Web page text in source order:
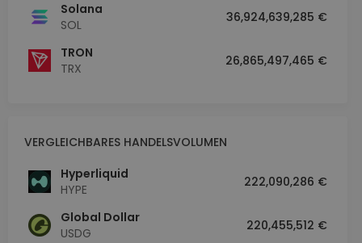
Solana
SOL
36,924,639,285 €
TRON
TRX
26,865,497,465 €
VERGLEICHBARES HANDELSVOLUMEN
Hyperliquid
HYPE
222,090,286 €
Global Dollar
USDG
220,455,512 €